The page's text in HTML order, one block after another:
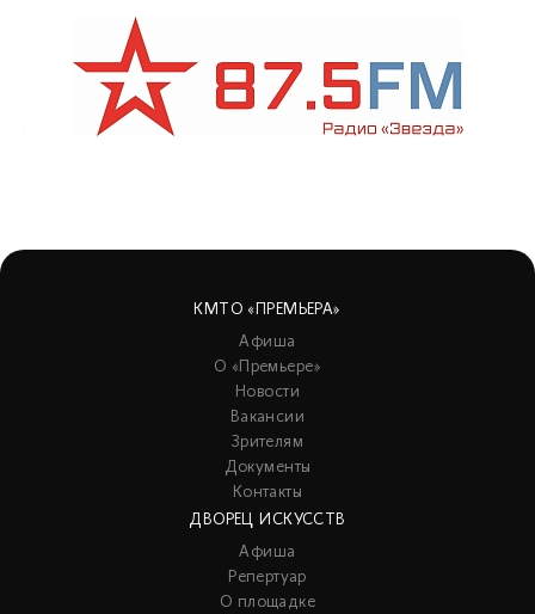
КМТО «ПРЕМЬЕРА»
Афиша
О «Премьере»
Новости
Вакансии
Зрителям
Документы
Контакты
ДВОРЕЦ ИСКУССТВ
Афиша
Репертуар
О площадке